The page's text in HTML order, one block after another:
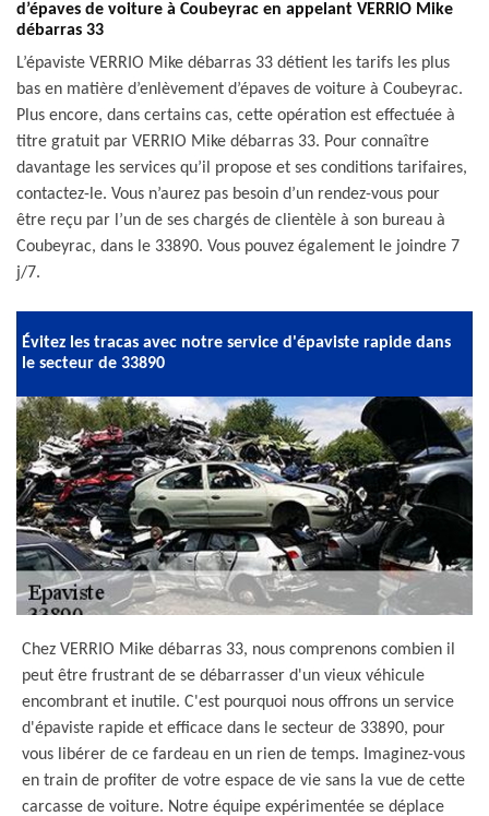
d’épaves de voiture à Coubeyrac en appelant VERRIO Mike
débarras 33
L’épaviste VERRIO Mike débarras 33 détient les tarifs les plus
bas en matière d’enlèvement d’épaves de voiture à Coubeyrac.
Plus encore, dans certains cas, cette opération est effectuée à
titre gratuit par VERRIO Mike débarras 33. Pour connaître
davantage les services qu’il propose et ses conditions tarifaires,
contactez-le. Vous n’aurez pas besoin d’un rendez-vous pour
être reçu par l’un de ses chargés de clientèle à son bureau à
Coubeyrac, dans le 33890. Vous pouvez également le joindre 7
j/7.
Évitez les tracas avec notre service d'épaviste rapide dans
le secteur de 33890
Chez VERRIO Mike débarras 33, nous comprenons combien il
peut être frustrant de se débarrasser d'un vieux véhicule
encombrant et inutile. C'est pourquoi nous offrons un service
d'épaviste rapide et efficace dans le secteur de 33890, pour
vous libérer de ce fardeau en un rien de temps. Imaginez-vous
en train de profiter de votre espace de vie sans la vue de cette
carcasse de voiture. Notre équipe expérimentée se déplace